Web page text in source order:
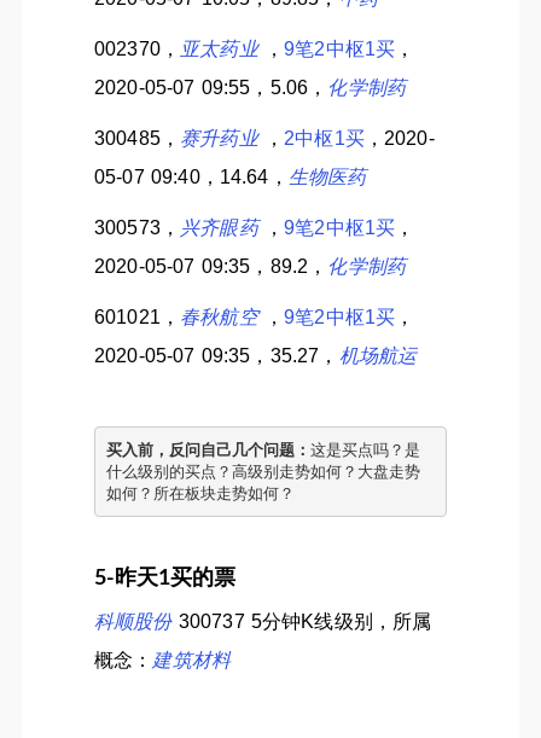
002370， 亚太药业 ，9笔2中枢1买 ，
2020-05-07 09:55，5.06， 化学制药
300485， 赛升药业 ， 2中枢1买，2020-
05-07 09:40，14.64， 生物医药
300573， 兴齐眼药 ，9笔2中枢1买 ，
2020-05-07 09:35，89.2， 化学制药
601021， 春秋航空 ，9笔2中枢1买 ，
2020-05-07 09:35，35.27， 机场航运
买入前，反问自己几个问题：这是买点吗？是
什么级别的买点？高级别走势如何？大盘走势
如何？所在板块走势如何？
5-昨天1买的票
科顺股份 300737 5分钟K线级别，所属
概念： 建筑材料